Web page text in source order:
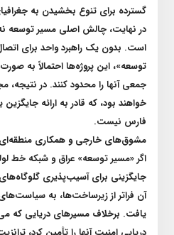
گسترده برای تنوع بخشیدن به
در نهایت، چالش اصلی مسیر توسعه
است. بدون یک راهبرد واحد برای
توسعه»، این پروژه‌ها احتمالاً به
جمعی آنها را محدود کنند. در نتیجه،
خواهند بود، که قادر به ارائه
فارس نیست.
مشوق‌های خارجی و همکاری منطقه‌ای
اگر «مسیر توسعه» عراق و شبکه خط
جایگزینی برای آسیب‌پذیری
آن فراتر از زیرساخت‌ها، به
یافت. برخلاف مسیر‌های دریایی که